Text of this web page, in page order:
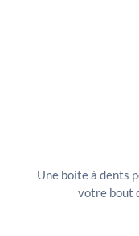
Une boite à dents
votre bout